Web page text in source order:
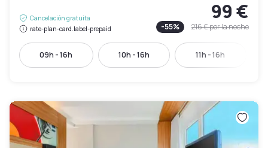
Cancelación gratuita
rate-plan-card.label-prepaid
99 €
-55% 216 €por la noche
09h - 16h 10h - 16h 11h - 16h